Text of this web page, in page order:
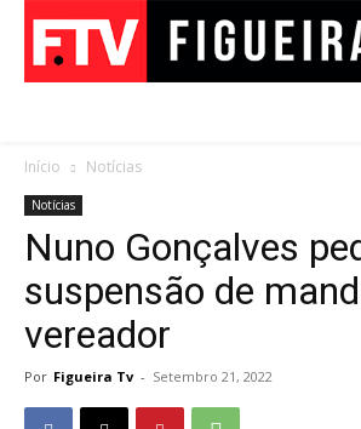
Início Notícias
Notícias
Nuno Gonçalves
suspensão de
vereador
Por Figueira Tv - Setembro 21, 2022